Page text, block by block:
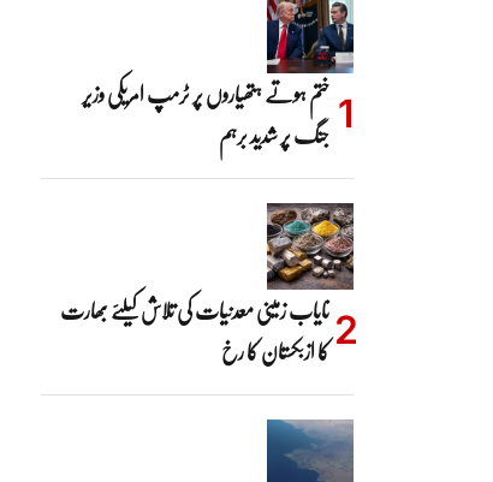
ختم ہوتے ہتھیاروں پر ٹرمپ امریکی وزیر
جنگ پر شدید برہم
نایاب زمینی معدنیات کی تلاش کیلئے بھارت
کا ازبکستان کا رخ